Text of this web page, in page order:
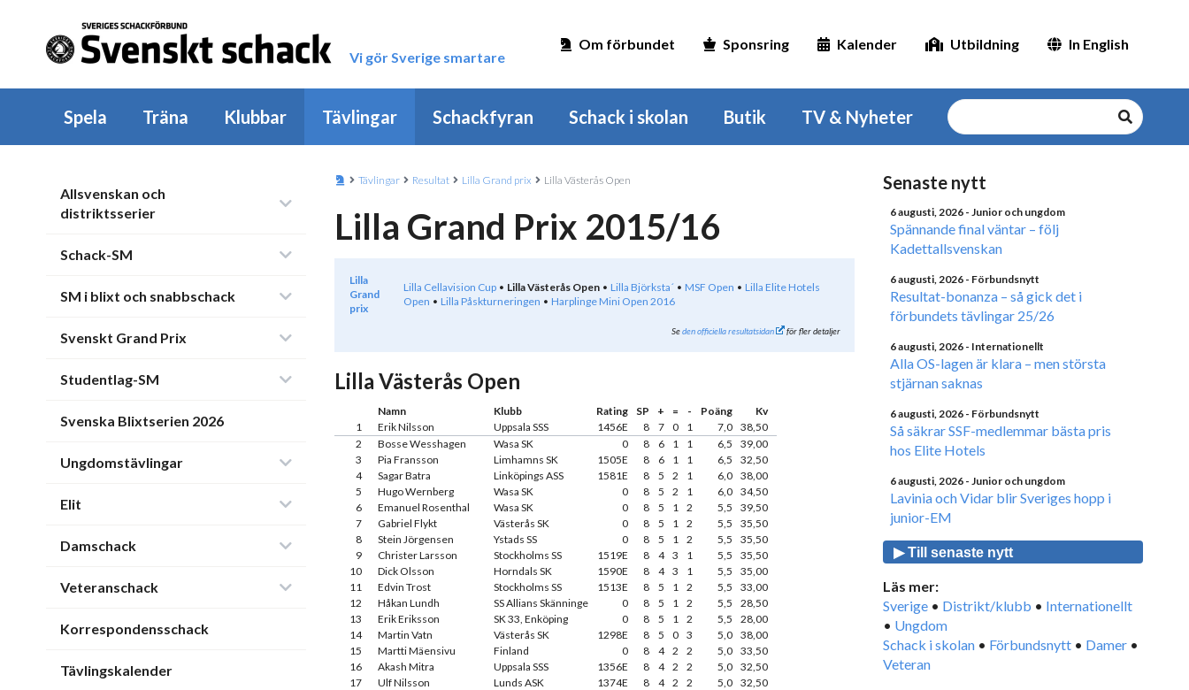
Vi gör Sverige smartare
Om förbundet Sponsring Kalender Utbildning In English
Spela Träna Klubbar Tävlingar Schackfyran Schack i skolan Butik TV & Nyheter
Allsvenskan och
distriktsserier
Schack-SM
SM i blixt och snabbschack
Svenskt Grand Prix
Studentlag-SM
Svenska Blixtserien 2026
Ungdomstävlingar
Elit
Damschack
Veteranschack
Korrespondensschack
Tävlingskalender
Tävlingar Resultat Lilla Grand prix Lilla Västerås Open
Lilla Grand Prix 2015/16
Lilla
Grand
prix
Lilla Cellavision Cup Lilla Västerås Open Lilla Björksta´ MSF Open
Lilla Elite Hotels
Open
Lilla Påskturneringen Harplinge Mini Open 2016
Seden officiella resultatsidan för fler detaljer
Lilla Västerås Open
Namn Klubb Rating SP + = - Poäng
Kv
1
Erik Nilsson Uppsala SSS 1456E 8 7 0 1 7,0 38,50
2
Bosse Wesshagen Wasa SK 0 8 6 1 1 6,5
39,00
3
Pia Fransson Limhamns SK 1505E 8 6 1 1 6,5
32,50
4
Sagar Batra Linköpings ASS 1581E 8 5 2 1 6,0 38,00
5
Hugo Wernberg Wasa SK 0 8 5 2 1 6,0 34,50
6
Emanuel Rosenthal Wasa SK 0 8 5 1 2 5,5
39,50
7
Gabriel Flykt Västerås SK 0 8 5 1 2 5,5
35,50
8
Stein Jörgensen Ystads SS 0 8 5 1 2 5,5
35,50
9
Christer Larsson Stockholms SS 1519E 8 4 3 1 5,5
35,50
10
Dick Olsson Horndals SK 1590E 8 4 3 1 5,5
35,00
11
Edvin Trost Stockholms SS 1513E 8 5 1 2 5,5
33,00
12
Håkan Lundh SS Allians Skänninge 0 8 5 1 2 5,5
28,50
13
Erik Eriksson SK 33, Enköping 0 8 5 1 2 5,5
28,00
14
Martin Vatn Västerås SK 1298E 8 5 0 3 5,0 38,00
15
Martti Mäensivu Finland 0 8 4 2 2 5,0 33,50
16
Akash Mitra Uppsala SSS 1356E 8 4 2 2 5,0 32,50
17
Ulf Nilsson Lunds ASK 1374E 8 4 2 2 5,0 32,50
Senaste nytt
6 augusti, 2026 - Junior och ungdom
Spännande final väntar – följ
Kadettallsvenskan
6 augusti, 2026 - Förbundsnytt
Resultat-bonanza – så gick det i
förbundets tävlingar 25/26
6 augusti, 2026 - Internationellt
Alla OS-lagen är klara – men största
stjärnan saknas
6 augusti, 2026 - Förbundsnytt
Så säkrar SSF-medlemmar bästa pris
hos Elite Hotels
6 augusti, 2026 - Junior och ungdom
Lavinia och Vidar blir Sveriges hopp i
junior-EM
▶ Till senaste nytt
Läs mer:
Sverige • Distrikt/klubb • Internationellt
• Ungdom
Schack i skolan • Förbundsnytt • Damer •
Veteran